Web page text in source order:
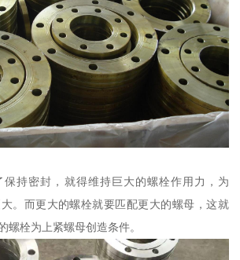
保持密封，就得维持巨大的螺栓作用力，为
。而更大的螺栓就要匹配更大的螺母，这就
螺栓为上紧螺母创造条件。